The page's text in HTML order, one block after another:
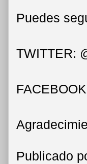
Puedes
TWITTER:
Publicado